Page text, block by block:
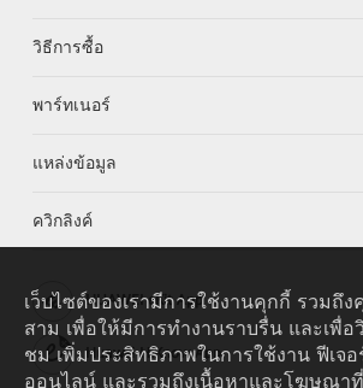
วิธีการซื้อ
พาร์ทเนอร์
แหล่งข้อมูล
ควิกลิงค์
HUAWEI eKit App
Huawei HiKnow App
เว็บไซต์ของเรามีการใช้งานคุกกี้ รวมถึ
สาม เพื่อให้มีการทำงานราบรื่น และเพื่อ
ชม เพิ่มประสิทธิภาพในการใช้งาน ฟีเจ
ออนไลน์ และรวมถึงเนื้อหาและโฆษณา